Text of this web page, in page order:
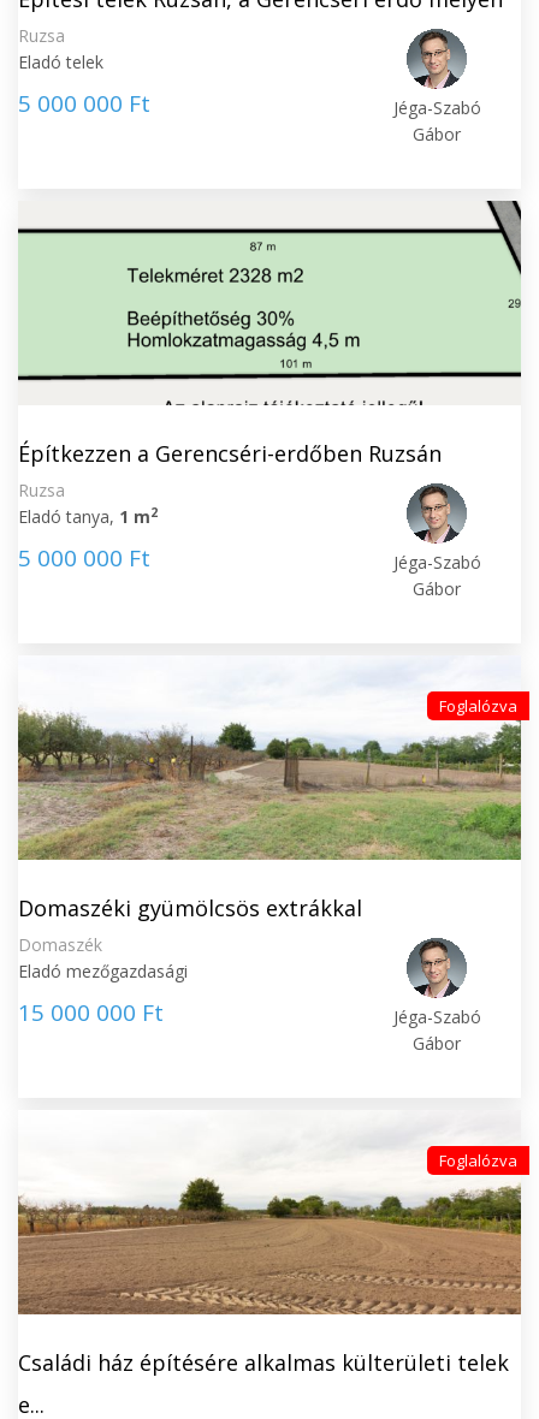
Ruzsa
Eladó telek
5 000 000 Ft
Jéga-Szabó
Gábor
Építkezzen a Gerencséri-erdőben Ruzsán
Ruzsa
Eladó tanya, 1 m2
5 000 000 Ft
Jéga-Szabó
Gábor
Foglalózva
Domaszéki gyümölcsös extrákkal
Domaszék
Eladó mezőgazdasági
15 000 000 Ft
Jéga-Szabó
Gábor
Foglalózva
Családi ház építésére alkalmas külterületi telek
e...